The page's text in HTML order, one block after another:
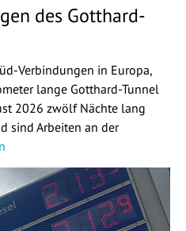
des Gotthard-
Verbindungen in Europa,
lange Gotthard-Tunnel
2026 zwölf Nächte lang
sind Arbeiten an der